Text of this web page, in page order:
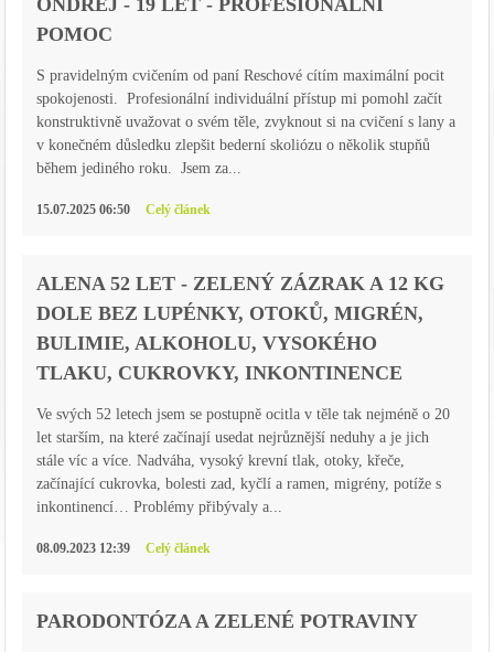
ONDŘEJ - 19 LET - PROFESIONÁLNÍ
POMOC
S pravidelným cvičením od paní Reschové cítím maximální pocit
spokojenosti. Profesionální individuální přístup mi pomohl začít
konstruktivně uvažovat o svém těle, zvyknout si na cvičení s lany a
v konečném důsledku zlepšit bederní skoliózu o několik stupňů
během jediného roku. Jsem za...
15.07.2025 06:50 Celý článek
ALENA 52 LET - ZELENÝ ZÁZRAK A 12 KG
DOLE BEZ LUPÉNKY, OTOKŮ, MIGRÉN,
BULIMIE, ALKOHOLU, VYSOKÉHO
TLAKU, CUKROVKY, INKONTINENCE
Ve svých 52 letech jsem se postupně ocitla v těle tak nejméně o 20
let starším, na které začínají usedat nejrůznější neduhy a je jich
stále víc a více. Nadváha, vysoký krevní tlak, otoky, křeče,
začínající cukrovka, bolesti zad, kyčlí a ramen, migrény, potíže s
inkontinencí… Problémy přibývaly a...
08.09.2023 12:39 Celý článek
PARODONTÓZA A ZELENÉ POTRAVINY